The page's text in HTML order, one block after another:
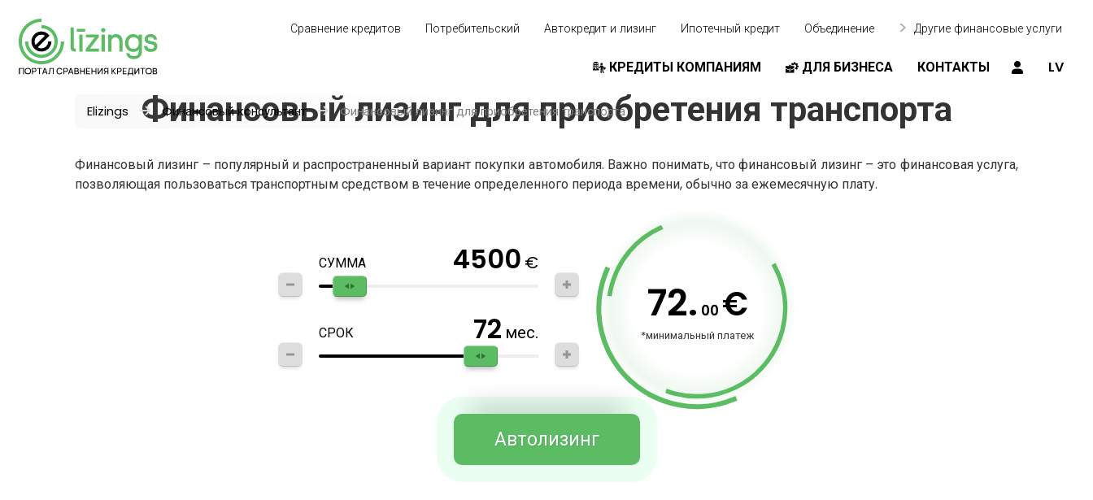
Сравнение кредитов Потребительский Автокредит и лизинг Ипотечный кредит Объединение Другие финансовые услуги
LV
КРЕДИТЫ КОМПАНИЯМ ДЛЯ БИЗНЕСА КОНТАКТЫ
Elizings Финансовый консультант Финансовый лизинг для приобретения транспорта
Финансовый лизинг для приобретения транспорта
Финансовый лизинг – популярный и распространенный вариант покупки автомобиля. Важно понимать, что финансовый лизинг – это финансовая услуга,
позволяющая пользоваться транспортным средством в течение определенного периода времени, обычно за ежемесячную плату.
СУММА 4500 €
СРОК 72 мес.
72. 00 €
*минимальный платеж
Автолизинг